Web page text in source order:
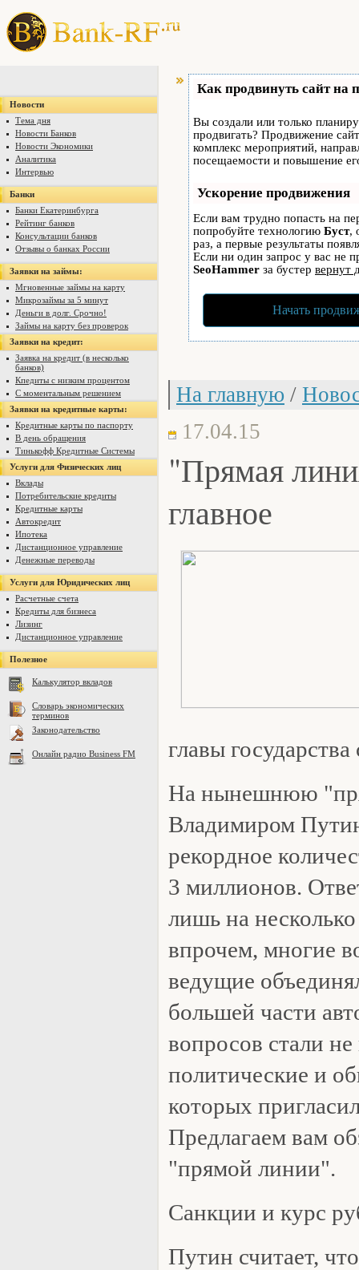
Новости
Тема дня
Новости Банков
Новости Экономики
Аналитика
Интервью
Банки
Банки Екатеринбурга
Рейтинг банков
Консультации банков
Отзывы о банках России
Заявки на займы:
Мгновенные займы на карту
Микрозаймы за 5 минут
Деньги в долг. Срочно!
Займы на карту без проверок
Заявки на кредит:
Заявка на кредит (в несколько
банков)
Кпедиты с низким процентом
С моментальным решением
Заявки на кредитные карты:
Кредитные карты по паспорту
В день обращения
Тинькофф Кредитные Системы
Услуги для Физических лиц
Вклады
Потребительские кредиты
Кредитные карты
Автокредит
Ипотека
Дистанционное управление
Денежные переводы
Услуги для Юридических лиц
Расчетные счета
Кредиты для бизнеса
Лизинг
Дистанционное управление
Полезное
Калькулятор вкладов
Словарь экономических
терминов
Законодательство
Онлайн радио Business FM
Как продвинуть сайт на
Вы создали или только
продвигать? Продвижение
комплекс мероприятий,
посещаемости и повышение
Ускорение продвижения
Если вам трудно попасть на
попробуйте технологию Буст,
раз, а первые результаты
Если ни один запрос у вас не
SeoHammer за бустер вернут
Начать
На главную /
17.04.15
"Прямая
главное
главы
На нынешнюю
Владимиром
рекордное
3 миллионов.
лишь на
впрочем, многие
ведущие
большей части
вопросов стали
политические и
которых
Предлагаем вам
"прямой линии".
Санкции и курс
Путин считает,